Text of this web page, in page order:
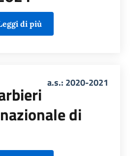
di più
a.s.: 2020-2021
di